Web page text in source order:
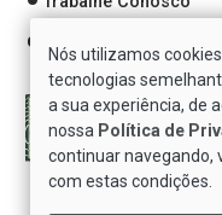
Política de Privacidade
Nós utilizamos
tecnologias
a sua experiência, de
nossa Política de
continuar navegando,
com estas condições.